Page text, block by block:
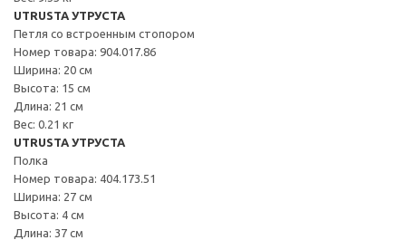
UTRUSTA УТРУСТА
Петля со встроенным стопором
Номер товара: 904.017.86
Ширина: 20 см
Высота: 15 см
Длина: 21 см
Вес: 0.21 кг
UTRUSTA УТРУСТА
Полка
Номер товара: 404.173.51
Ширина: 27 см
Высота: 4 см
Длина: 37 см